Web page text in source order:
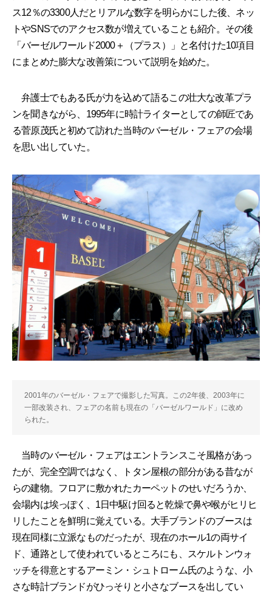
ス12％の3300人だとリアルな数字を明らかにした後、ネッ
トやSNSでのアクセス数が増えていることも紹介。その後
「バーゼルワールド2000＋（プラス）」と名付けた10項目
にまとめた膨大な改善策について説明を始めた。
弁護士でもある氏が力を込めて語るこの壮大な改革プラ
ンを聞きながら、1995年に時計ライターとしての師匠であ
る菅原茂氏と初めて訪れた当時のバーゼル・フェアの会場
を思い出していた。
2001年のバーゼル・フェアで撮影した写真。この2年後、2003年に
一部改装され、フェアの名前も現在の「バーゼルワールド」に改め
られた。
当時のバーゼル・フェアはエントランスこそ風格があっ
たが、完全空調ではなく、トタン屋根の部分がある昔なが
らの建物。フロアに敷かれたカーペットのせいだろうか、
会場内は埃っぽく、1日中駆け回ると乾燥で鼻や喉がヒリヒ
リしたことを鮮明に覚えている。大手ブランドのブースは
現在同様に立派なものだったが、現在のホール1の両サイ
ド、通路として使われているところにも、スケルトンウォ
ッチを得意とするアーミン・シュトローム氏のような、小
さな時計ブランドがひっそりと小さなブースを出してい